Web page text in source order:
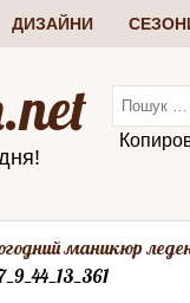
ДИЗАЙНИ
маникюр